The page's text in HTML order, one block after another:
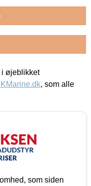
øjeblikket
, som alle
som siden